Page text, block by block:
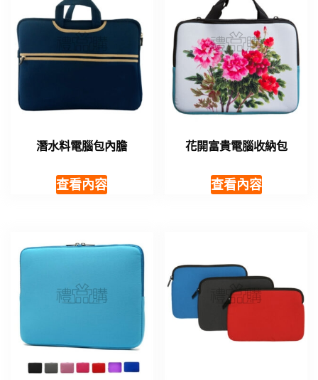
潛水料電腦包內膽
查看內容
花開富貴電腦收納包
查看內容